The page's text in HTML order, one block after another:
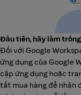
Đầu tiên, hãy làm
Đối với Google
ứng dụng của Google
cập ứng dụng hoặc
tất mua hàng để nhận